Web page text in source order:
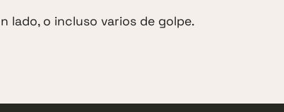
lado, o incluso varios de golpe.